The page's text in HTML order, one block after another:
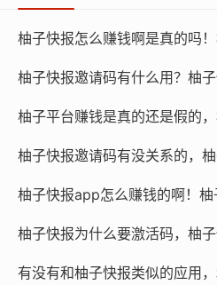
柚子快报怎么赚钱啊是真的吗
柚子快报邀请码有什么用？柚
柚子快报邀请码有没关系的，
柚子快报为什么要激活码，柚
有没有和柚子快报类似的应用